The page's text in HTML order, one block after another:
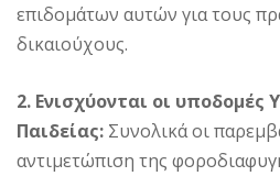
επιδομάτων αυτών για τους
δικαιούχους.
2. Ενισχύονται οι υποδομές
Παιδείας: Συνολικά οι
αντιμετώπιση της